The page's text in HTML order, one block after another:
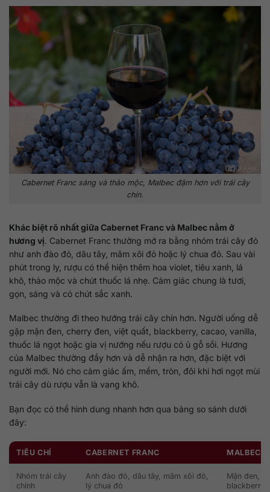
Cabernet Franc sáng và thảo mộc, Malbec đậm hơn với trái cây
chín.
Khác biệt rõ nhất giữa Cabernet Franc và Malbec nằm ở
hương vị. Cabernet Franc thường mở ra bằng nhóm trái cây đỏ
như anh đào đỏ, dâu tây, mâm xôi đỏ hoặc lý chua đỏ. Sau vài
phút trong ly, rượu có thể hiện thêm hoa violet, tiêu xanh, lá
khô, thảo mộc và chút thuốc lá nhẹ. Cảm giác chung là tươi,
gọn, sáng và có chút sắc xanh.
Malbec thường đi theo hướng trái cây chín hơn. Người uống dễ
gặp mận đen, cherry đen, việt quất, blackberry, cacao, vanilla,
thuốc lá ngọt hoặc gia vị nướng nếu rượu có ủ gỗ sồi. Hương
của Malbec thường đầy hơn và dễ nhận ra hơn, đặc biệt với
người mới. Nó cho cảm giác ấm, mềm, tròn, đôi khi hơi ngọt mùi
trái cây dù rượu vẫn là vang khô.
Bạn đọc có thể hình dung nhanh hơn qua bảng so sánh dưới
đây:
TIÊU CHÍ CABERNET FRANC MALBEC
Nhóm trái cây
chính
Anh đào đỏ, dâu tây, mâm xôi đỏ,
lý chua đỏ
Mận đen,
blackberry